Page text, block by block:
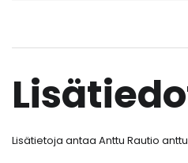
Lisätietoja antaa Anttu Rautio